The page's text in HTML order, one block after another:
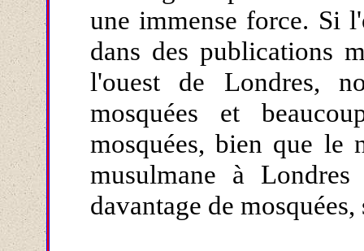
une immense force. Si
dans des publications
l'ouest de Londres,
mosquées et
mosquées, bien que le
musulmane à
davantage de